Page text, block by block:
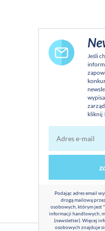
Jeśli
kliknij
Podając adres email
drogą mailową
osobowych, którym jest
informacji handlowych,
(newsletter). Więcej
osobowych znajduje